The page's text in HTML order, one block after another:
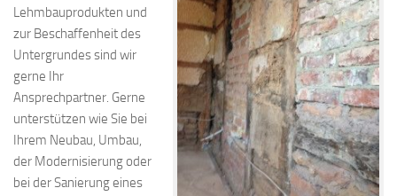
Lehmbauprodukten und
zur Beschaffenheit des
Untergrundes sind wir
gerne Ihr
Ansprechpartner. Gerne
unterstützen wie Sie bei
Ihrem Neubau, Umbau,
der Modernisierung oder
bei der Sanierung eines